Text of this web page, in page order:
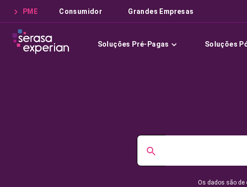
PME Consumidor Grandes Empresas
Soluções Pré-Pagas Soluções
Os dados são de